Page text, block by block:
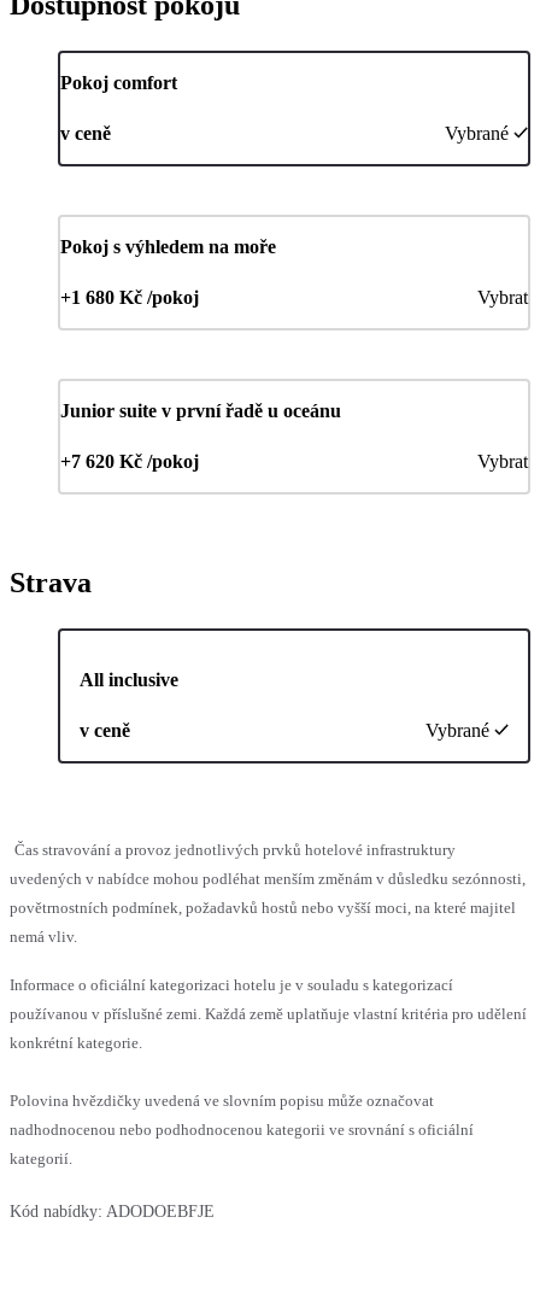
Pokoj comfort
v ceně Vybrané
Pokoj s výhledem na moře
+1 680 Kč /pokoj Vybrat
Junior suite v první řadě u oceánu
+7 620 Kč /pokoj Vybrat
Strava
All inclusive
v ceně Vybrané
Čas stravování a provoz jednotlivých prvků hotelové infrastruktury
uvedených v nabídce mohou podléhat menším změnám v důsledku sezónnosti,
povětrnostních podmínek, požadavků hostů nebo vyšší moci, na které majitel
nemá vliv.
Informace o oficiální kategorizaci hotelu je v souladu s kategorizací
používanou v příslušné zemi. Každá země uplatňuje vlastní kritéria pro udělení
konkrétní kategorie.
Polovina hvězdičky uvedená ve slovním popisu může označovat
nadhodnocenou nebo podhodnocenou kategorii ve srovnání s oficiální
kategorií.
Kód nabídky: ADODOEBFJE